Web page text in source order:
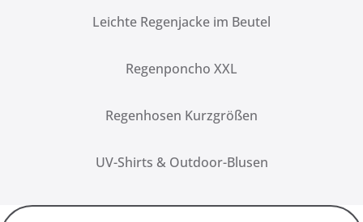
Leichte Regenjacke im Beutel
Regenponcho XXL
Regenhosen Kurzgrößen
UV-Shirts & Outdoor-Blusen